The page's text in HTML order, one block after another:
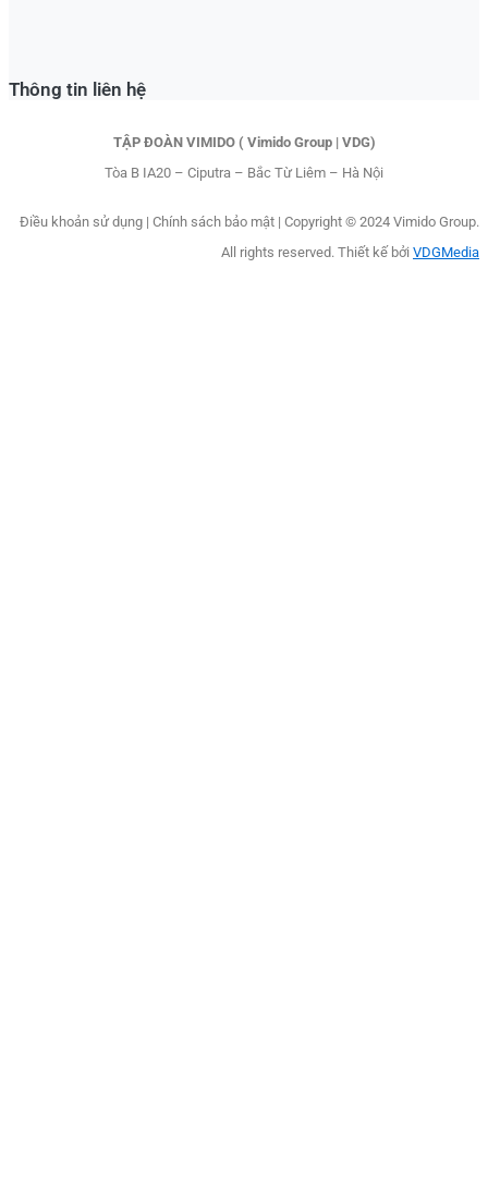
Thông tin liên hệ
TẬP ĐOÀN VIMIDO ( Vimido Group | VDG)
Tòa B IA20 – Ciputra – Bắc Từ Liêm – Hà Nội
Điều khoản sử dụng | Chính sách bảo mật | Copyright © 2024 Vimido Group.
All rights reserved. Thiết kế bởi VDGMedia